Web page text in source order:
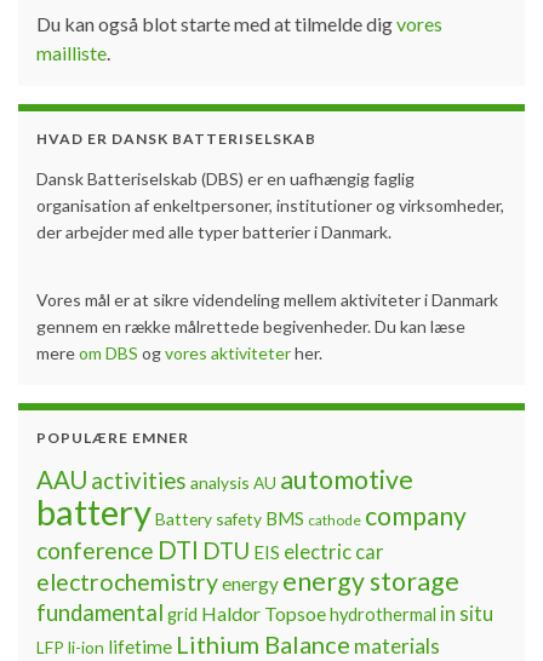
Du kan også blot starte med at tilmelde digvores
mailliste
HVAD ER DANSK BATTERISELSKAB
Dansk Batteriselskab (DBS) er en uafhængig faglig
organisation af enkeltpersoner, institutioner og virksomheder,
der arbejder med alle typer batterier i Danmark.
Vores mål er at sikre videndeling mellem aktiviteter i Danmark
gennem en række målrettede begivenheder. Du kan læse
mereom DBS ogvores aktiviteterher.
POPULÆRE EMNER
AAU activities analysis AU automotive
batteryBattery safety BMS cathode company
conference DTI DTU EIS electric car
electrochemistryenergy energy storage
fundamental grid Haldor Topsoehydrothermal in situ
LFP li-ion lifetime Lithium Balance materials